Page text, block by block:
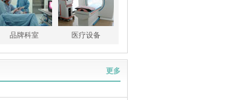
品牌科室 医疗设备